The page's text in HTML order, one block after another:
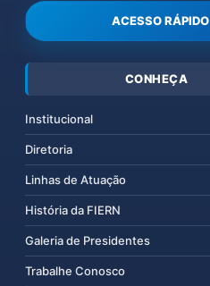
ACESSO RÁPIDO
CONHEÇA
Institucional
Diretoria
Linhas de Atuação
História da FIERN
Galeria de Presidentes
Trabalhe Conosco